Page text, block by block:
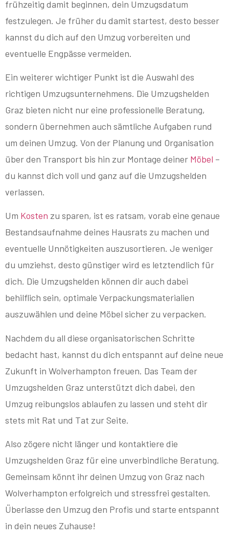
frühzeitig damit beginnen, dein Umzugsdatum
festzulegen. Je früher du damit startest, desto besser
kannst du dich auf den Umzug vorbereiten und
eventuelle Engpässe vermeiden.
Ein weiterer wichtiger Punkt ist die Auswahl des
richtigen Umzugsunternehmens. Die Umzugshelden
Graz bieten nicht nur eine professionelle Beratung,
sondern übernehmen auch sämtliche Aufgaben rund
um deinen Umzug. Von der Planung und Organisation
über den Transport bis hin zur Montage deiner Möbel –
du kannst dich voll und ganz auf die Umzugshelden
verlassen.
Um Kosten zu sparen, ist es ratsam, vorab eine genaue
Bestandsaufnahme deines Hausrats zu machen und
eventuelle Unnötigkeiten auszusortieren. Je weniger
du umziehst, desto günstiger wird es letztendlich für
dich. Die Umzugshelden können dir auch dabei
behilflich sein, optimale Verpackungsmaterialien
auszuwählen und deine Möbel sicher zu verpacken.
Nachdem du all diese organisatorischen Schritte
bedacht hast, kannst du dich entspannt auf deine neue
Zukunft in Wolverhampton freuen. Das Team der
Umzugshelden Graz unterstützt dich dabei, den
Umzug reibungslos ablaufen zu lassen und steht dir
stets mit Rat und Tat zur Seite.
Also zögere nicht länger und kontaktiere die
Umzugshelden Graz für eine unverbindliche Beratung.
Gemeinsam könnt ihr deinen Umzug von Graz nach
Wolverhampton erfolgreich und stressfrei gestalten.
Überlasse den Umzug den Profis und starte entspannt
in dein neues Zuhause!